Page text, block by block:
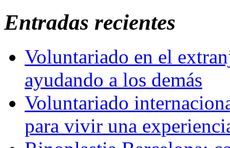
Entradas recientes
Voluntariado en el
ayudando a los demás
Voluntariado
para vivir una